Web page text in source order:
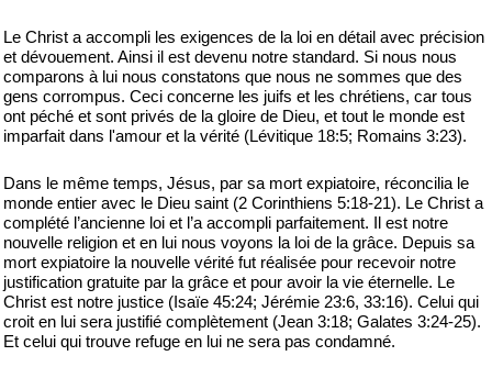
Le Christ a accompli les exigences de la loi en détail avec précision
et dévouement. Ainsi il est devenu notre standard. Si nous nous
comparons à lui nous constatons que nous ne sommes que des
gens corrompus. Ceci concerne les juifs et les chrétiens, car tous
ont péché et sont privés de la gloire de Dieu, et tout le monde est
imparfait dans l'amour et la vérité (Lévitique 18:5; Romains 3:23).
Dans le même temps, Jésus, par sa mort expiatoire, réconcilia le
monde entier avec le Dieu saint (2 Corinthiens 5:18-21). Le Christ a
complété l’ancienne loi et l’a accompli parfaitement. Il est notre
nouvelle religion et en lui nous voyons la loi de la grâce. Depuis sa
mort expiatoire la nouvelle vérité fut réalisée pour recevoir notre
justification gratuite par la grâce et pour avoir la vie éternelle. Le
Christ est notre justice (Isaïe 45:24; Jérémie 23:6, 33:16). Celui qui
croit en lui sera justifié complètement (Jean 3:18; Galates 3:24-25).
Et celui qui trouve refuge en lui ne sera pas condamné.